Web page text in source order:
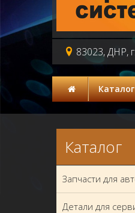
83023, ДНР,
Каталог
Каталог
Запчасти для
Детали для